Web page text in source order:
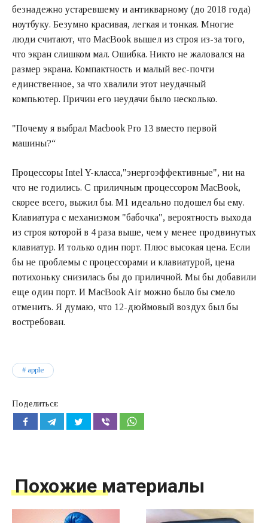
безнадежно устаревшему и антикварному (до 2018 года)
ноутбуку. Безумно красивая, легкая и тонкая. Многие
люди считают, что MacBook вышел из строя из-за того,
что экран слишком мал. Ошибка. Никто не жаловался на
размер экрана. Компактность и малый вес-почти
единственное, за что хвалили этот неудачный
компьютер. Причин его неудачи было несколько.
"Почему я выбрал Macbook Pro 13 вместо первой
машины?“
Процессоры Intel Y-класса,"энергоэффективные", ни на
что не годились. С приличным процессором MacBook,
скорее всего, выжил бы. М1 идеально подошел бы ему.
Клавиатура с механизмом "бабочка", вероятность выхода
из строя которой в 4 раза выше, чем у менее продвинутых
клавиатур. И только один порт. Плюс высокая цена. Если
бы не проблемы с процессорами и клавиатурой, цена
потихоньку снизилась бы до приличной. Мы бы добавили
еще один порт. И MacBook Air можно было бы смело
отменить. Я думаю, что 12-дюймовый воздух был бы
востребован.
apple
Поделиться:
Похожие материалы